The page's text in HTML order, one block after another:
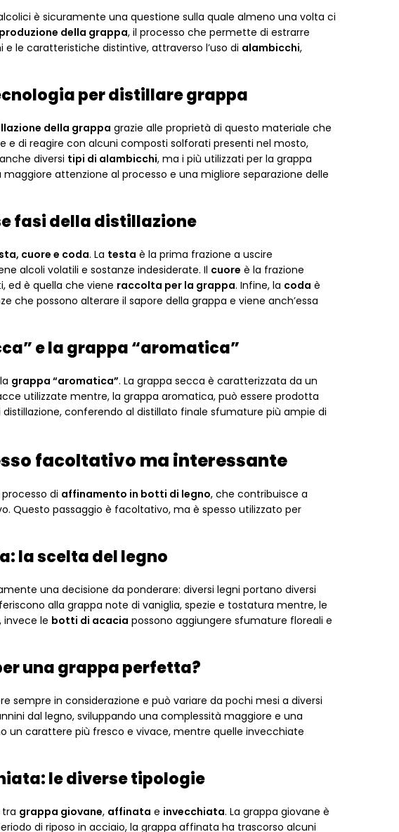
è sicuramente una questione sulla quale almeno una volta ci
produzione della grappa, il processo che permette di estrarre
le caratteristiche distintive, attraverso l’uso di alambicchi,
per distillare grappa
della grappa grazie alle proprietà di questo materiale che
di reagire con alcuni composti solforati presenti nel mosto,
diversi tipi di alambicchi, ma i più utilizzati per la grappa
attenzione al processo e una migliore separazione delle
fasi della distillazione
cuore e coda. La testa è la prima frazione a uscire
alcoli volatili e sostanze indesiderate. Il cuore è la frazione
ed è quella che viene raccolta per la grappa. Infine, la coda è
che possono alterare il sapore della grappa e viene anch’essa
e la grappa “aromatica”
grappa “aromatica”. La grappa secca è caratterizzata da un
utilizzate mentre, la grappa aromatica, può essere prodotta
conferendo al distillato finale sfumature più ampie di
facoltativo ma interessante
di affinamento in botti di legno, che contribuisce a
Questo passaggio è facoltativo, ma è spesso utilizzato per
la scelta del legno
una decisione da ponderare: diversi legni portano diversi
alla grappa note di vaniglia, spezie e tostatura mentre, le
le botti di acacia possono aggiungere sfumature floreali e
una grappa perfetta?
sempre in considerazione e può variare da pochi mesi a diversi
dal legno, sviluppando una complessità maggiore e una
un carattere più fresco e vivace, mentre quelle invecchiate
le diverse tipologie
tra grappa giovane, affinata e invecchiata. La grappa giovane è
di riposo in acciaio, la grappa affinata ha trascorso alcuni